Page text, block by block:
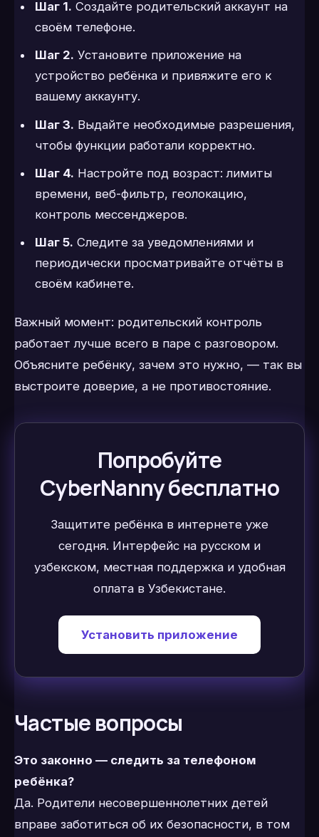
Шаг 1. Создайте родительский аккаунт на
своём телефоне.
Шаг 2. Установите приложение на
устройство ребёнка и привяжите его к
вашему аккаунту.
Шаг 3. Выдайте необходимые разрешения,
чтобы функции работали корректно.
Шаг 4. Настройте под возраст: лимиты
времени, веб-фильтр, геолокацию,
контроль мессенджеров.
Шаг 5. Следите за уведомлениями и
периодически просматривайте отчёты в
своём кабинете.
Важный момент: родительский контроль
работает лучше всего в паре с разговором.
Объясните ребёнку, зачем это нужно, — так вы
выстроите доверие, а не противостояние.
Попробуйте
CyberNanny бесплатно
Защитите ребёнка в интернете уже
сегодня. Интерфейс на русском и
узбекском, местная поддержка и удобная
оплата в Узбекистане.
Установить приложение
Частые вопросы
Это законно — следить за телефоном
ребёнка?
Да. Родители несовершеннолетних детей
вправе заботиться об их безопасности, в том